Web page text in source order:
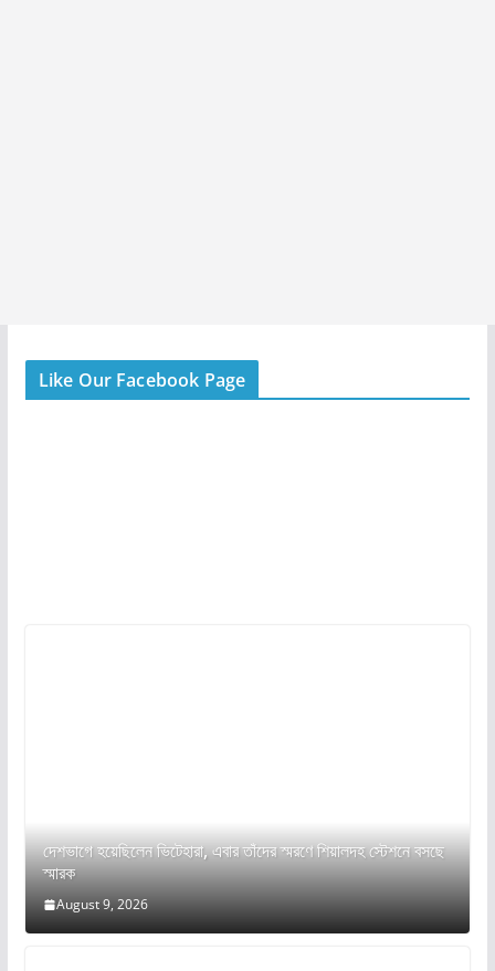
Like Our Facebook Page
দেশভাগে হয়েছিলেন ভিটেহারা, এবার তাঁদের স্মরণে শিয়ালদহ স্টেশনে বসছে
স্মারক
August 9, 2026